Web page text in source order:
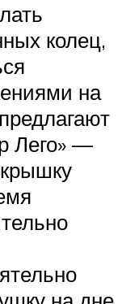
колец,
на
Лего» —